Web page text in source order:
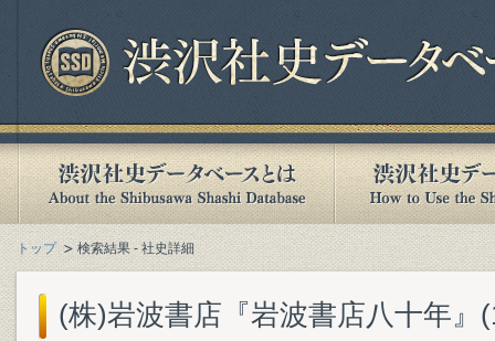
トップ 検索結果 - 社史詳細
(株)岩波書店『岩波書店八十年』